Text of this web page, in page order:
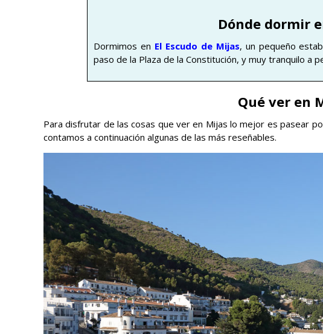
Dónde dormir
Dormimos en El Escudo de Mijas, un pequeño
paso de la Plaza de la Constitución, y muy tranquilo a
Qué ver en
Para disfrutar de las cosas que ver en Mijas lo mejor es pasear
contamos a continuación algunas de las más reseñables.